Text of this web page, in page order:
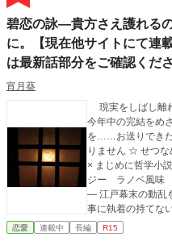
碧恋の詠―貴方さえ護れる
に。【現在他サイトにて連
は最新話部分をご確認くださ
宵月葵
現実をしばし離
今年中の完結をめ
を……お送りできたらさいわい
りません ☆ せつなめ激甘系恋愛小説 × シリアス歴史時代小説
× まじめに哲学小
ジー ラノベ風味 ……です。 これ
― 江戸幕末の動乱を生きた剣豪 新選組の沖田総司と 生きる
事に執着の持てな
恋の物語 新選組の男達に 恋われ求められても 唯ひとりの存
恋愛 連載中 長編 R15